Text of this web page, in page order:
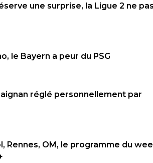
une surprise, la Ligue 2 ne
le Bayern a peur du PSG
réglé personnellement par
Rennes, OM, le programme du